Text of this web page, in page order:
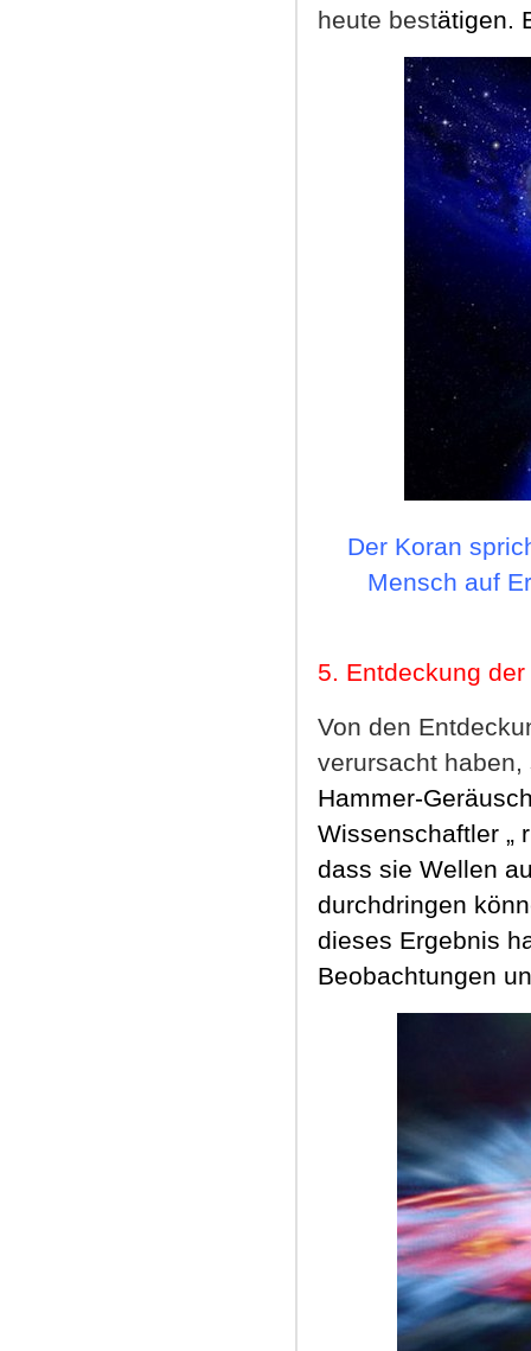
heute bestätigen.
Der Koran
Mensch auf
5. Entdeckung
Von den
verursacht
Hammer-
Wissenschaftler „
dass sie Wellen
durchdringen
dieses Ergebnis
Beobachtungen